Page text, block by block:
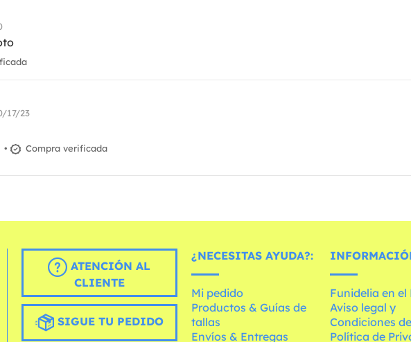
17/23
• Compra verificada
ATENCIÓN AL
CLIENTE
SIGUE TU PEDIDO
¿NECESITAS AYUDA?:
Mi pedido
Productos & Guías de
tallas
Envíos & Entregas
Funidelia en el
Aviso legal y
Condiciones
Política de